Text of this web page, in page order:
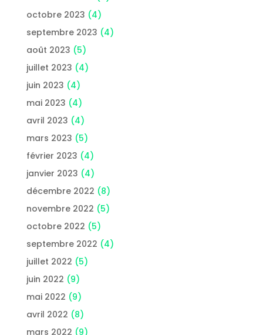
octobre 2023 (4)
septembre 2023 (4)
août 2023 (5)
juillet 2023 (4)
juin 2023 (4)
mai 2023 (4)
avril 2023 (4)
mars 2023 (5)
février 2023 (4)
janvier 2023 (4)
décembre 2022 (8)
novembre 2022 (5)
octobre 2022 (5)
septembre 2022 (4)
juillet 2022 (5)
juin 2022 (9)
mai 2022 (9)
avril 2022 (8)
mars 2022 (9)